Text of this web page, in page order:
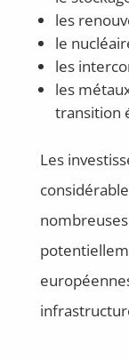
les
le
les
les
transition
Les